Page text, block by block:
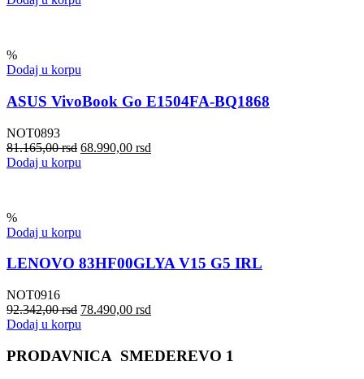
%
Dodaj u korpu
ASUS VivoBook Go E1504FA-BQ1868
NOT0893
81.165,00rsd 68.990,00 rsd
Dodaj u korpu
%
Dodaj u korpu
LENOVO 83HF00GLYA V15 G5 IRL
NOT0916
92.342,00rsd 78.490,00 rsd
Dodaj u korpu
PRODAVNICA SMEDEREVO 1